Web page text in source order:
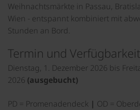
Weihnachtsmärkte in Passau,
Wien - entspannt kombiniert mit
Stunden an Bord.
Termin und
Dienstag, 1. Dezember 2026 bis
2026 (ausgebucht)
PD = Promenadendeck | OD =